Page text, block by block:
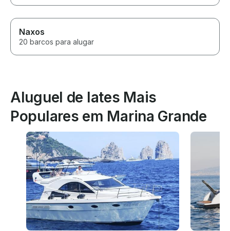
Naxos
20 barcos para alugar
Aluguel de Iates Mais
Populares em Marina Grande